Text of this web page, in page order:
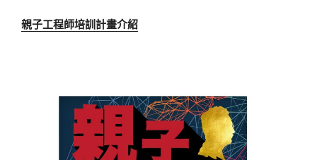
親子工程師培訓計畫介紹